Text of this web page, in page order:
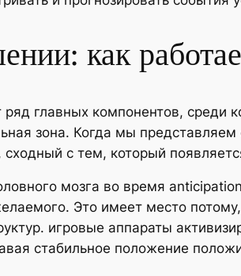
как
главных компонентов, среди
зона. Когда мы
сходный с тем, который
мозга во время
Это имеет место
игровые аппараты
стабильное положение